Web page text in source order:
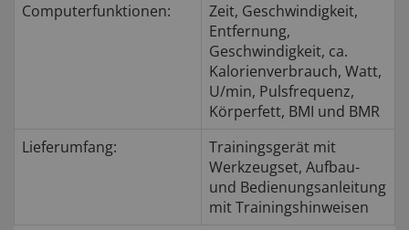
Computerfunktionen:
Zeit, Geschwindigkeit,
Entfernung,
Geschwindigkeit, ca.
Kalorienverbrauch, Watt,
U/min, Pulsfrequenz,
Körperfett, BMI und BMR
Lieferumfang:
Trainingsgerät mit
Werkzeugset, Aufbau-
und Bedienungsanleitung
mit Trainingshinweisen